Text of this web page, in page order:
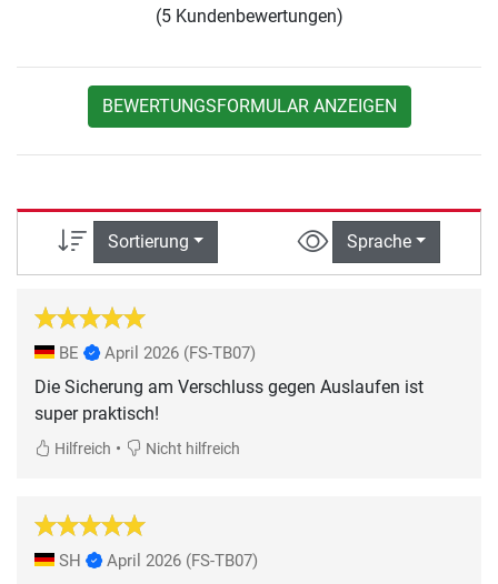
(5 Kundenbewertungen)
BEWERTUNGSFORMULAR ANZEIGEN
Sortierung Sprache
BE April 2026 (FS-TB07)
Die Sicherung am Verschluss gegen Auslaufen ist
super praktisch!
Hilfreich • Nicht hilfreich
SH April 2026 (FS-TB07)